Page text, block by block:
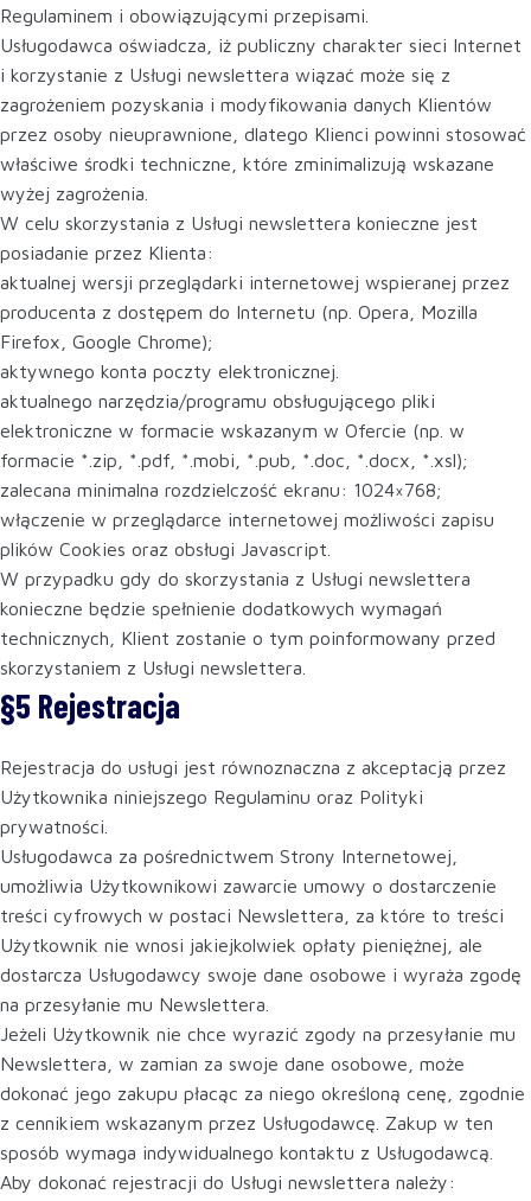
Regulaminem i obowiązującymi przepisami.
Usługodawca oświadcza, iż publiczny charakter sieci Internet
i korzystanie z Usługi newslettera wiązać może się z
zagrożeniem pozyskania i modyfikowania danych Klientów
przez osoby nieuprawnione, dlatego Klienci powinni stosować
właściwe środki techniczne, które zminimalizują wskazane
wyżej zagrożenia.
W celu skorzystania z Usługi newslettera konieczne jest
posiadanie przez Klienta:
aktualnej wersji przeglądarki internetowej wspieranej przez
producenta z dostępem do Internetu (np. Opera, Mozilla
Firefox, Google Chrome);
aktywnego konta poczty elektronicznej.
aktualnego narzędzia/programu obsługującego pliki
elektroniczne w formacie wskazanym w Ofercie (np. w
formacie *.zip, *.pdf, *.mobi, *.pub, *.doc, *.docx, *.xsl);
zalecana minimalna rozdzielczość ekranu: 1024×768;
włączenie w przeglądarce internetowej możliwości zapisu
plików Cookies oraz obsługi Javascript.
W przypadku gdy do skorzystania z Usługi newslettera
konieczne będzie spełnienie dodatkowych wymagań
technicznych, Klient zostanie o tym poinformowany przed
skorzystaniem z Usługi newslettera.
§5 Rejestracja
Rejestracja do usługi jest równoznaczna z akceptacją przez
Użytkownika niniejszego Regulaminu oraz Polityki
prywatności.
Usługodawca za pośrednictwem Strony Internetowej,
umożliwia Użytkownikowi zawarcie umowy o dostarczenie
treści cyfrowych w postaci Newslettera, za które to treści
Użytkownik nie wnosi jakiejkolwiek opłaty pieniężnej, ale
dostarcza Usługodawcy swoje dane osobowe i wyraża zgodę
na przesyłanie mu Newslettera.
Jeżeli Użytkownik nie chce wyrazić zgody na przesyłanie mu
Newslettera, w zamian za swoje dane osobowe, może
dokonać jego zakupu płacąc za niego określoną cenę, zgodnie
z cennikiem wskazanym przez Usługodawcę. Zakup w ten
sposób wymaga indywidualnego kontaktu z Usługodawcą.
Aby dokonać rejestracji do Usługi newslettera należy: